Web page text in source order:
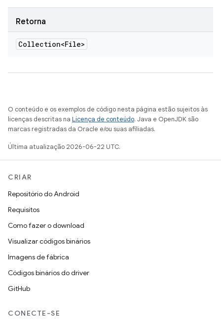
Retorna
Collection<File>
O conteúdo e os exemplos de código nesta página estão sujeitos às
licenças descritas na Licença de conteúdo. Java e OpenJDK são
marcas registradas da Oracle e/ou suas afiliadas.
Última atualização 2026-06-22 UTC.
CRIAR
Repositório do Android
Requisitos
Como fazer o download
Visualizar códigos binários
Imagens de fábrica
Códigos binários do driver
GitHub
CONECTE-SE